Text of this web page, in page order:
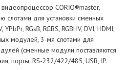
CORIO®master,
слотами для установки сменных
RGsB, RGBS, RGBHV, DVI, HDMI,
модулей, 3-мя слотами для
(сменные модули поставляются
порты: RS-232/422/485, USB, IP.